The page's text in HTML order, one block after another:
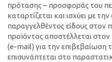
πρότασης – προσφοράς του
καταρτίζεται και ισχύει με
παραγγελθέντος είδους στον
προϊόντος αποστέλλεται
(e-mail) για την επιβεβαίωση
επισυνάπτεται στο